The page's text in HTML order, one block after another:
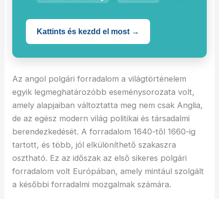
Kattints és kezdd el most →
Az angol polgári forradalom a világtörténelem
egyik legmeghatározóbb eseménysorozata volt,
amely alapjaiban változtatta meg nem csak Anglia,
de az egész modern világ politikai és társadalmi
berendezkedését. A forradalom 1640-től 1660-ig
tartott, és több, jól elkülöníthető szakaszra
osztható. Ez az időszak az első sikeres polgári
forradalom volt Európában, amely mintául szolgált
a későbbi forradalmi mozgalmak számára.